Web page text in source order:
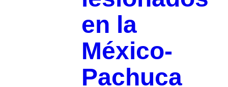
en la
México-
Pachuca